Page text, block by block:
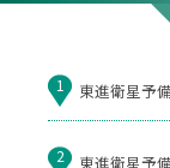
1 東進衛星予
2 東進衛星予